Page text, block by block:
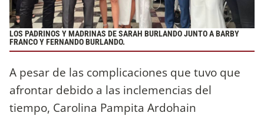
LOS PADRINOS Y MADRINAS DE SARAH BURLANDO JUNTO A BARBY
FRANCO Y FERNANDO BURLANDO.
A pesar de las complicaciones que tuvo que
afrontar debido a las inclemencias del
tiempo, Carolina Pampita Ardohain